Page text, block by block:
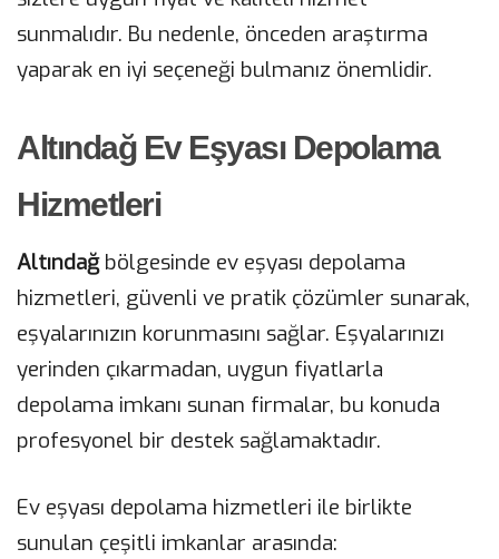
sunmalıdır. Bu nedenle, önceden araştırma
yaparak en iyi seçeneği bulmanız önemlidir.
Altındağ Ev Eşyası Depolama
Hizmetleri
Altındağbölgesinde ev eşyası depolama
hizmetleri, güvenli ve pratik çözümler sunarak,
eşyalarınızın korunmasını sağlar. Eşyalarınızı
yerinden çıkarmadan, uygun fiyatlarla
depolama imkanı sunan firmalar, bu konuda
profesyonel bir destek sağlamaktadır.
Ev eşyası depolama hizmetleri ile birlikte
sunulan çeşitli imkanlar arasında: